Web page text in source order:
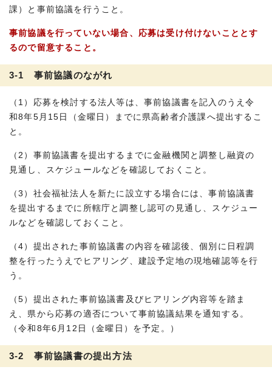
課）と事前協議を行うこと。
事前協議を行っていない場合、応募は受け付けないこととす
るので留意すること。
3-1 事前協議のながれ
（1）応募を検討する法人等は、事前協議書を記入のうえ令
和8年5月15日（金曜日）までに県高齢者介護課へ提出するこ
と。
（2）事前協議書を提出するまでに金融機関と調整し融資の
見通し、スケジュールなどを確認しておくこと。
（3）社会福祉法人を新たに設立する場合には、事前協議書
を提出するまでに所轄庁と調整し認可の見通し、スケジュー
ルなどを確認しておくこと。
（4）提出された事前協議書の内容を確認後、個別に日程調
整を行ったうえでヒアリング、建設予定地の現地確認等を行
う。
（5）提出された事前協議書及びヒアリング内容等を踏ま
え、県から応募の適否について事前協議結果を通知する。
（令和8年6月12日（金曜日）を予定。）
3-2 事前協議書の提出方法